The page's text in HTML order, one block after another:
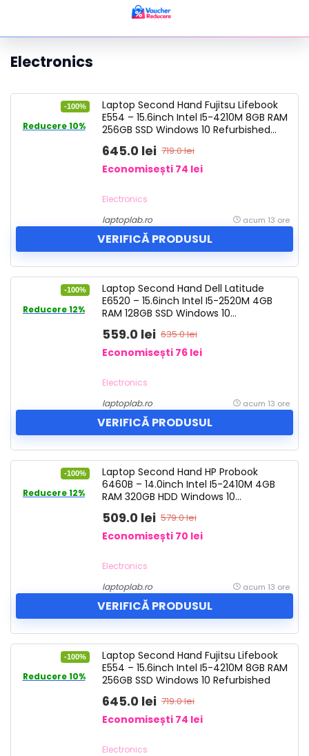
Electronics
-100%
Reducere 10%
Laptop Second Hand Fujitsu Lifebook
E554 – 15.6inch Intel I5-4210M 8GB RAM
256GB SSD Windows 10 Refurbished
484
645.0 lei 719.0 lei
Economisești 74 lei
Electronics
laptoplab.ro
acum 13 ore
VERIFICĂ PRODUSUL
-100%
Reducere 12%
Laptop Second Hand Dell Latitude
E6520 – 15.6inch Intel I5-2520M 4GB
RAM 128GB SSD Windows 10
Refurbished
559.0 lei 635.0 lei
Economisești 76 lei
Electronics
laptoplab.ro
acum 13 ore
VERIFICĂ PRODUSUL
-100%
Reducere 12%
Laptop Second Hand HP Probook
6460B – 14.0inch Intel I5-2410M 4GB
RAM 320GB HDD Windows 10
Refurbished
509.0 lei 579.0 lei
Economisești 70 lei
Electronics
laptoplab.ro
acum 13 ore
VERIFICĂ PRODUSUL
-100%
Reducere 10%
Laptop Second Hand Fujitsu Lifebook
E554 – 15.6inch Intel I5-4210M 8GB RAM
256GB SSD Windows 10 Refurbished
645.0 lei 719.0 lei
Economisești 74 lei
Electronics